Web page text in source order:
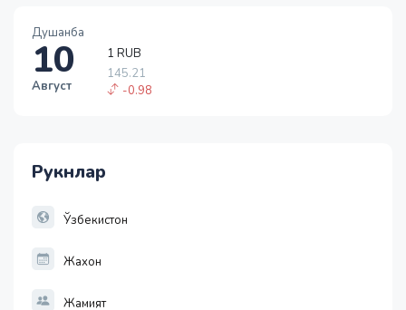
Душанба
10
Август
1 RUB
145.21
-0.98
Рукнлар
Ўзбекистон
Жахон
Жамият